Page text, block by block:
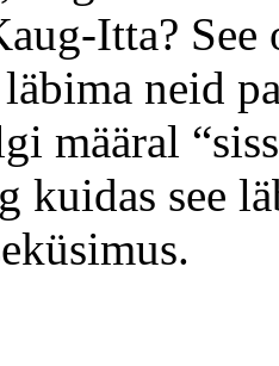
Itta?
neid
määral
kuidas see